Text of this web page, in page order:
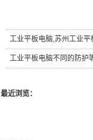
工业平板电脑,苏州工业平
工业平板电脑不同的防护
最近浏览：